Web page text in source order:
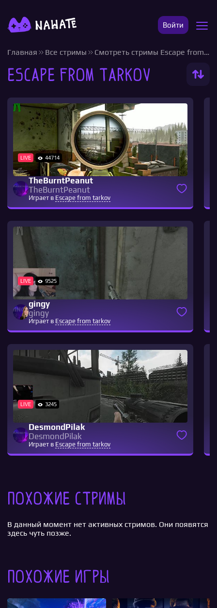
Войти
Главная Все стримы Смотреть стримы Escape from tarkov
Escape from Tarkov
LIVE 44714
TheBurntPeanut
TheBurntPeanut
Играет в Escape from tarkov
LIVE 9525
gingy
gingy
Играет в Escape from tarkov
LIVE 3245
DesmondPilak
DesmondPilak
Играет в Escape from tarkov
Похожие стримы
В данный момент нет активных стримов. Они появятся
здесь чуть позже.
Похожие игры